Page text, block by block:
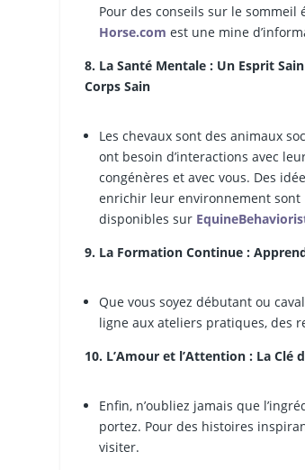
Pour des conseils sur le sommeil
Horse.com est une mine
8. La Santé Mentale : Un Esprit
Corps Sain
Les chevaux sont des animaux
ont besoin d’interactions avec
congénères et avec vous. Des
enrichir leur environnement sont
disponibles sur
9. La Formation Continue :
Que vous soyez débutant ou
ligne aux ateliers pratiques, des
10. L’Amour et l’Attention : La Clé
Enfin, n’oubliez jamais que
portez. Pour des histoires
visiter.